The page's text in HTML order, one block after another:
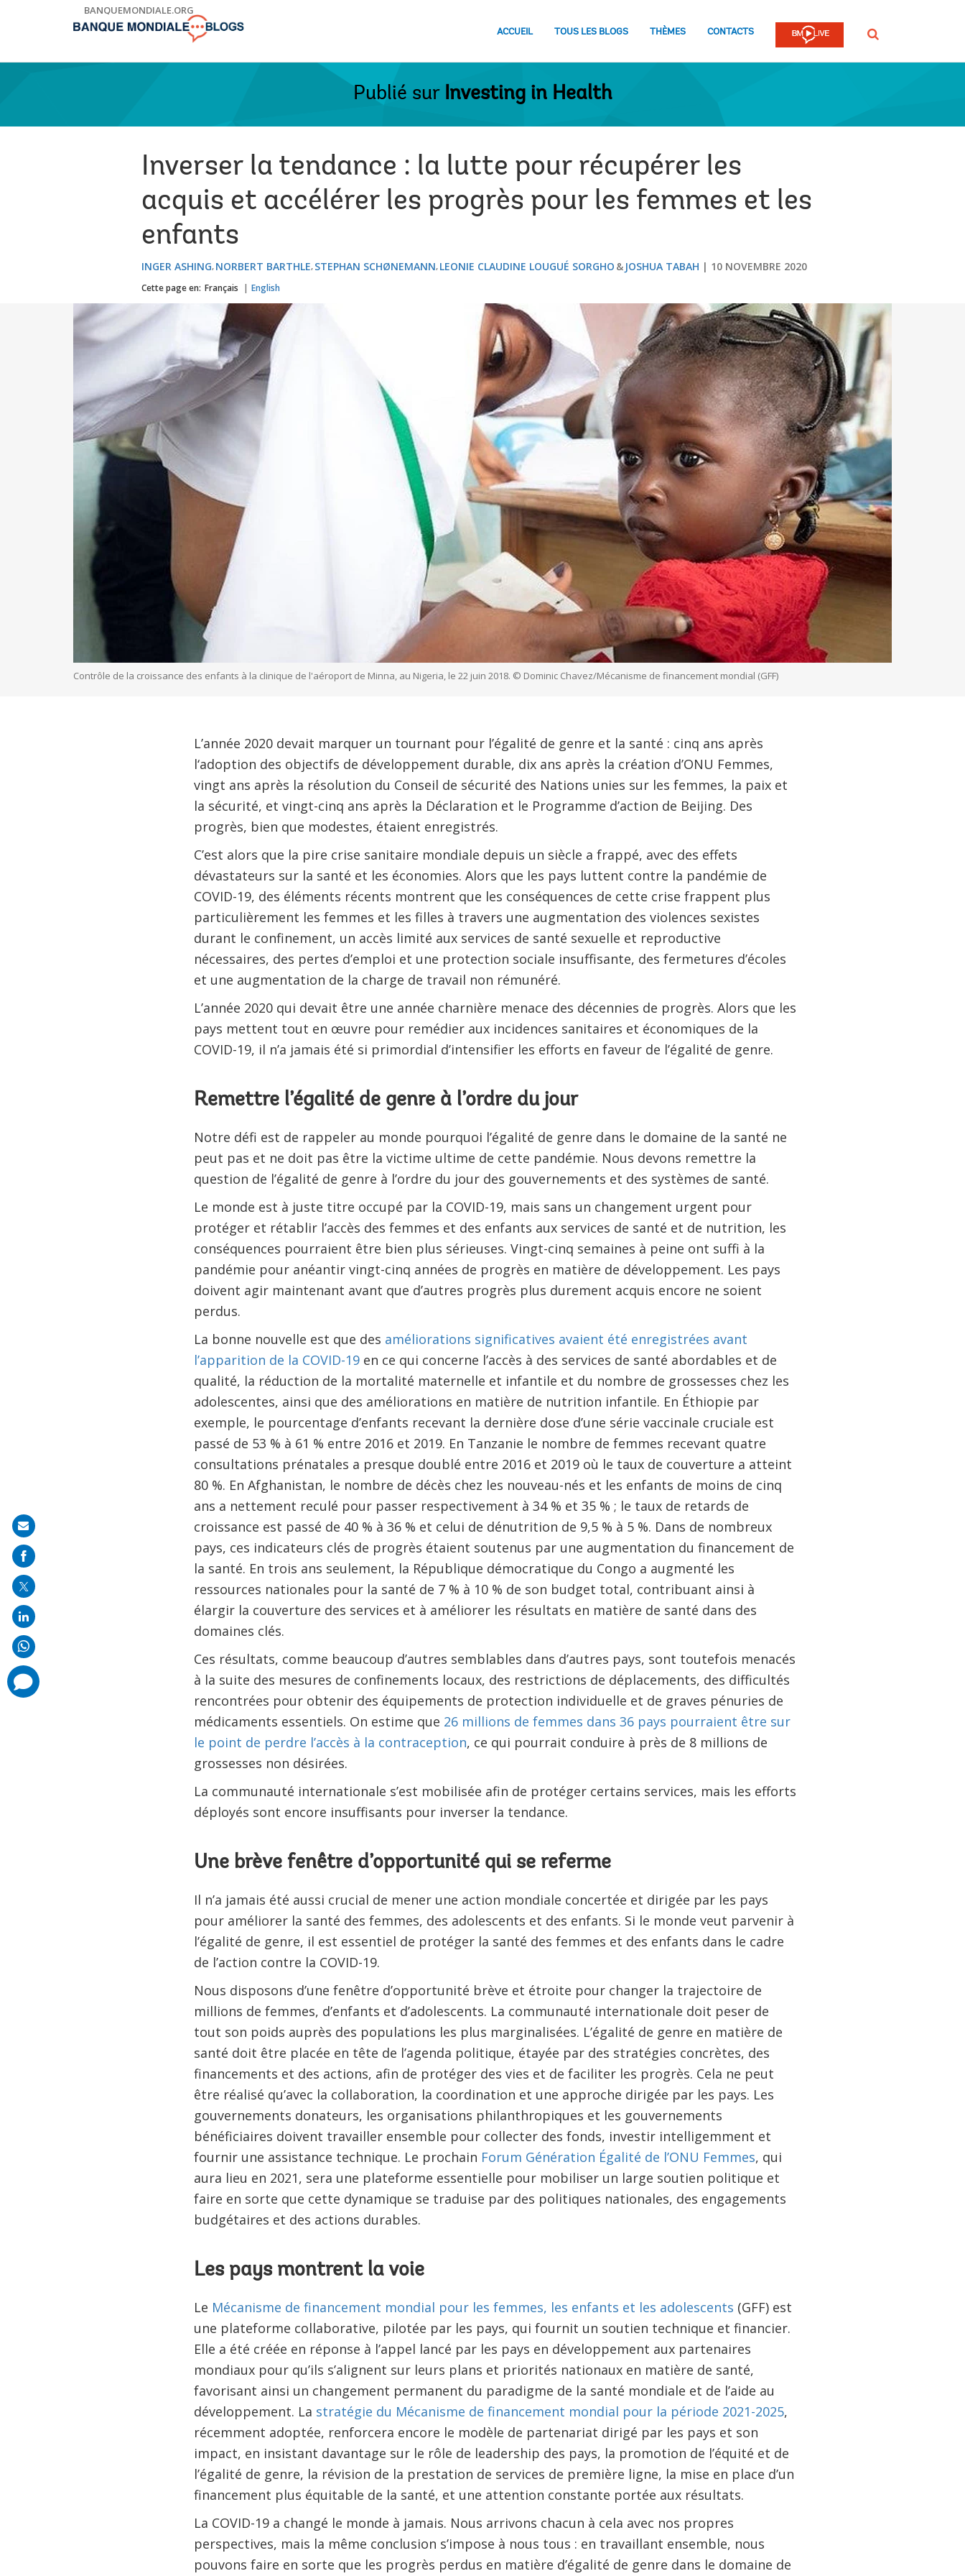
BANQUEMONDIALE.ORG
ACCUEIL TOUS LES BLOGS THÈMES CONTACTS Rechercher
Publié sur Investing in Health
Inverser la tendance : la lutte pour récupérer les
acquis et accélérer les progrès pour les femmes et les
enfants
INGER ASHING NORBERT BARTHLE STEPHAN SCHØNEMANN LEONIE CLAUDINE LOUGUÉ SORGHO JOSHUA TABAH 10 NOVEMBRE 2020
Cette page en: Français English
Contrôle de la croissance des enfants à la clinique de l'aéroport de Minna, au Nigeria, le 22 juin 2018. © Dominic Chavez/Mécanisme de financement mondial (GFF)
L’année 2020 devait marquer un tournant pour l’égalité de genre et la santé : cinq ans après
l‘adoption des objectifs de développement durable, dix ans après la création d’ONU Femmes,
vingt ans après la résolution du Conseil de sécurité des Nations unies sur les femmes, la paix et
la sécurité, et vingt-cinq ans après la Déclaration et le Programme d’action de Beijing. Des
progrès, bien que modestes, étaient enregistrés.
C’est alors que la pire crise sanitaire mondiale depuis un siècle a frappé, avec des effets
dévastateurs sur la santé et les économies. Alors que les pays luttent contre la pandémie de
COVID-19, des éléments récents montrent que les conséquences de cette crise frappent plus
particulièrement les femmes et les filles à travers une augmentation des violences sexistes
durant le confinement, un accès limité aux services de santé sexuelle et reproductive
nécessaires, des pertes d’emploi et une protection sociale insuffisante, des fermetures d’écoles
et une augmentation de la charge de travail non rémunéré.
L’année 2020 qui devait être une année charnière menace des décennies de progrès. Alors que les
pays mettent tout en œuvre pour remédier aux incidences sanitaires et économiques de la
COVID-19, il n’a jamais été si primordial d’intensifier les efforts en faveur de l’égalité de genre.
Remettre l’égalité de genre à l’ordre du jour
Notre défi est de rappeler au monde pourquoi l’égalité de genre dans le domaine de la santé ne
peut pas et ne doit pas être la victime ultime de cette pandémie. Nous devons remettre la
question de l’égalité de genre à l’ordre du jour des gouvernements et des systèmes de santé.
Le monde est à juste titre occupé par la COVID-19, mais sans un changement urgent pour
protéger et rétablir l’accès des femmes et des enfants aux services de santé et de nutrition, les
conséquences pourraient être bien plus sérieuses. Vingt-cinq semaines à peine ont suffi à la
pandémie pour anéantir vingt-cinq années de progrès en matière de développement. Les pays
doivent agir maintenant avant que d’autres progrès plus durement acquis encore ne soient
perdus.
La bonne nouvelle est que des améliorations significatives avaient été enregistrées avant
l’apparition de la COVID-19en ce qui concerne l’accès à des services de santé abordables et de
qualité, la réduction de la mortalité maternelle et infantile et du nombre de grossesses chez les
adolescentes, ainsi que des améliorations en matière de nutrition infantile. En Éthiopie par
exemple, le pourcentage d’enfants recevant la dernière dose d’une série vaccinale cruciale est
passé de 53 % à 61 % entre 2016 et 2019. En Tanzanie le nombre de femmes recevant quatre
consultations prénatales a presque doublé entre 2016 et 2019 où le taux de couverture a atteint
80 %. En Afghanistan, le nombre de décès chez les nouveau-nés et les enfants de moins de cinq
ans a nettement reculé pour passer respectivement à 34 % et 35 % ; le taux de retards de
croissance est passé de 40 % à 36 % et celui de dénutrition de 9,5 % à 5 %. Dans de nombreux
pays, ces indicateurs clés de progrès étaient soutenus par une augmentation du financement de
la santé. En trois ans seulement, la République démocratique du Congo a augmenté les
ressources nationales pour la santé de 7 % à 10 % de son budget total, contribuant ainsi à
élargir la couverture des services et à améliorer les résultats en matière de santé dans des
domaines clés.
Ces résultats, comme beaucoup d’autres semblables dans d’autres pays, sont toutefois menacés
à la suite des mesures de confinements locaux, des restrictions de déplacements, des difficultés
rencontrées pour obtenir des équipements de protection individuelle et de graves pénuries de
médicaments essentiels. On estime que 26 millions de femmes dans 36 pays pourraient être sur
le point de perdre l’accès à la contraception, ce qui pourrait conduire à près de 8 millions de
grossesses non désirées.
La communauté internationale s’est mobilisée afin de protéger certains services, mais les efforts
déployés sont encore insuffisants pour inverser la tendance.
Une brève fenêtre d’opportunité qui se referme
Il n’a jamais été aussi crucial de mener une action mondiale concertée et dirigée par les pays
pour améliorer la santé des femmes, des adolescents et des enfants. Si le monde veut parvenir à
l’égalité de genre, il est essentiel de protéger la santé des femmes et des enfants dans le cadre
de l’action contre la COVID-19.
Nous disposons d’une fenêtre d’opportunité brève et étroite pour changer la trajectoire de
millions de femmes, d’enfants et d’adolescents. La communauté internationale doit peser de
tout son poids auprès des populations les plus marginalisées. L’égalité de genre en matière de
santé doit être placée en tête de l’agenda politique, étayée par des stratégies concrètes, des
financements et des actions, afin de protéger des vies et de faciliter les progrès. Cela ne peut
être réalisé qu’avec la collaboration, la coordination et une approche dirigée par les pays. Les
gouvernements donateurs, les organisations philanthropiques et les gouvernements
bénéficiaires doivent travailler ensemble pour collecter des fonds, investir intelligemment et
fournir une assistance technique. Le prochain Forum Génération Égalité de l’ONU Femmes, qui
aura lieu en 2021, sera une plateforme essentielle pour mobiliser un large soutien politique et
faire en sorte que cette dynamique se traduise par des politiques nationales, des engagements
budgétaires et des actions durables.
Les pays montrent la voie
Le Mécanisme de financement mondial pour les femmes, les enfants et les adolescents (GFF) est
une plateforme collaborative, pilotée par les pays, qui fournit un soutien technique et financier.
Elle a été créée en réponse à l’appel lancé par les pays en développement aux partenaires
mondiaux pour qu’ils s’alignent sur leurs plans et priorités nationaux en matière de santé,
favorisant ainsi un changement permanent du paradigme de la santé mondiale et de l’aide au
développement. La stratégie du Mécanisme de financement mondial pour la période 2021-2025,
récemment adoptée, renforcera encore le modèle de partenariat dirigé par les pays et son
impact, en insistant davantage sur le rôle de leadership des pays, la promotion de l’équité et de
l’égalité de genre, la révision de la prestation de services de première ligne, la mise en place d’un
financement plus équitable de la santé, et une attention constante portée aux résultats.
La COVID-19 a changé le monde à jamais. Nous arrivons chacun à cela avec nos propres
perspectives, mais la même conclusion s’impose à nous tous : en travaillant ensemble, nous
pouvons faire en sorte que les progrès perdus en matière d’égalité de genre dans le domaine de
Share
on
mail
comments
added